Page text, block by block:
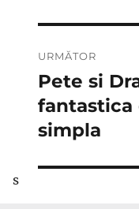
URMĂTOR
Articolul
următor:
Pete si
fantastica
simpla
s